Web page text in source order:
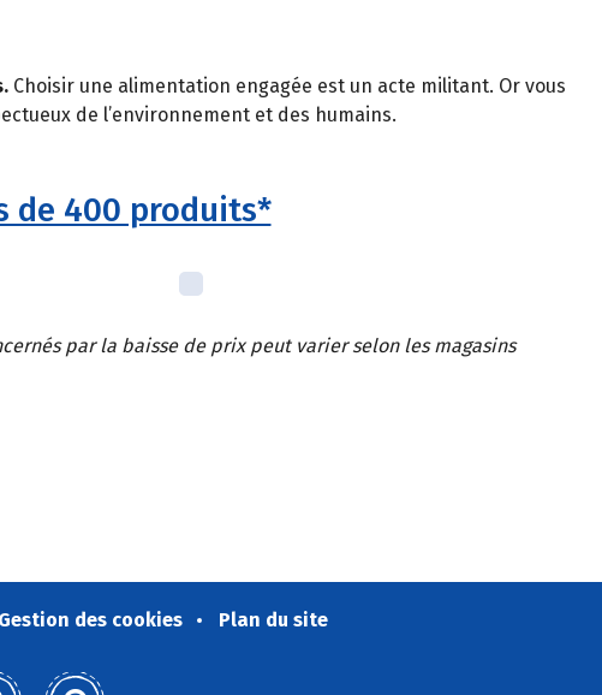
Choisir une alimentation engagée est un acte militant. Or vous
de l’environnement et des humains.
de 400 produits*
par la baisse de prix peut varier selon les magasins
Gestion des cookies Plan du site